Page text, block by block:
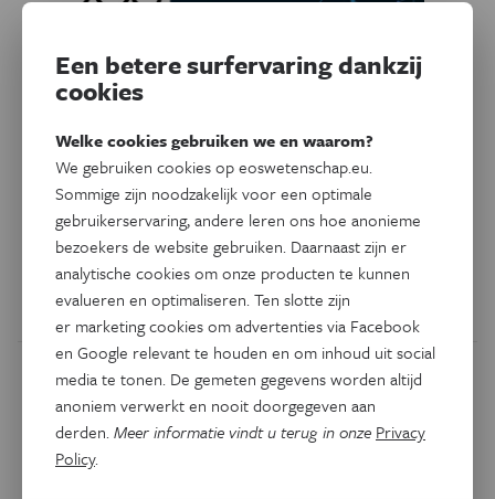
Kan komeetsonde Philae
ontwaken?
Wetenschappers van het Duitse centrum voor lucht- en
ruimtevaart DLR doen pogingen om in contact te komen
met de zoekgeraakte komeetlander Philae.
DoorEddy Echternach
Een betere surfervaring dankzij
cookies
Welke cookies gebruiken we en waarom?
We gebruiken cookies op eoswetenschap.eu.
Sommige zijn noodzakelijk voor een optimale
gebruikerservaring, andere leren ons hoe anonieme
bezoekers de website gebruiken. Daarnaast zijn er
analytische cookies om onze producten te kunnen
evalueren en optimaliseren. Ten slotte zijn
er marketing cookies om advertenties via Facebook
en Google relevant te houden en om inhoud uit social
media te tonen. De gemeten gegevens worden altijd
anoniem verwerkt en nooit doorgegeven aan
derden.Meer informatie vindt u terug in onze Privacy
Policy.